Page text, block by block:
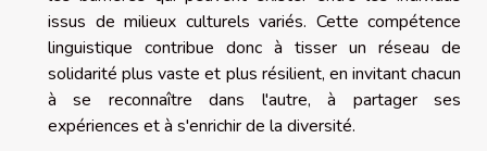
issus de milieux culturels variés. Cette compétence
linguistique contribue donc à tisser un réseau de
solidarité plus vaste et plus résilient, en invitant chacun
à se reconnaître dans l'autre, à partager ses
expériences et à s'enrichir de la diversité.